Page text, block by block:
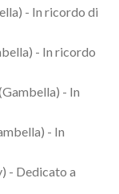
- In ricordo di
- In ricordo
- In
- In
- Dedicato a